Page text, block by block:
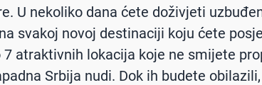
U nekoliko dana ćete doživjeti
svakoj novoj destinaciji koju ćete
7 atraktivnih lokacija koje ne smijete
Srbija nudi. Dok ih budete